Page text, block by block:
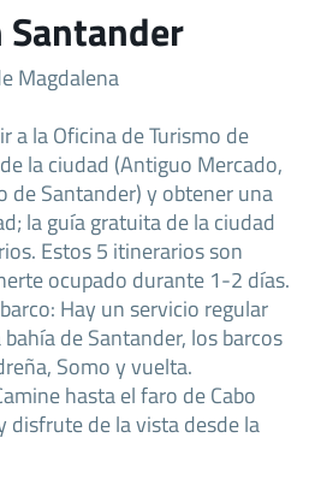
Santander
Magdalena
a la Oficina de Turismo de
la ciudad (Antiguo Mercado,
de Santander) y obtener una
la guía gratuita de la ciudad
Estos 5 itinerarios son
ocupado durante 1-2 días.
Hay un servicio regular
de Santander, los barcos
Somo y vuelta.
hasta el faro de Cabo
disfrute de la vista desde la